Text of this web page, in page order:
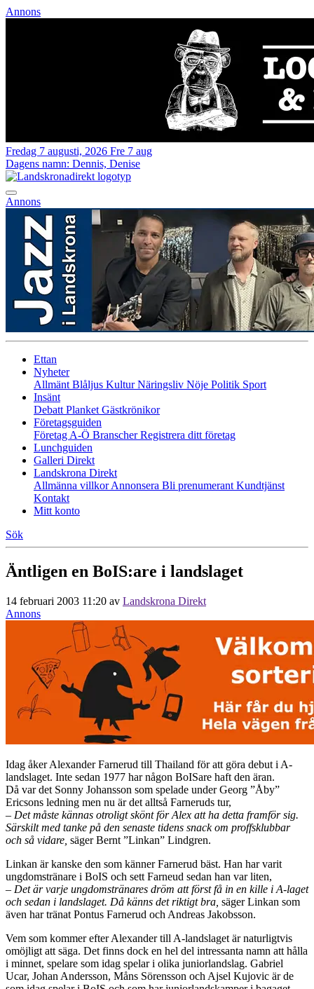
Annons
Fredag 7 augusti, 2026 Fre 7 aug
Dagens namn: Dennis, Denise
Annons
Ettan
Nyheter
Allmänt Blåljus KulturNäringsliv Nöje Politik Sport
Insänt
Debatt Planket Gästkrönikor
Företagsguiden
Företag A-Ö BranscherRegistrera ditt företag
Lunchguiden
Galleri Direkt
Landskrona Direkt
Allmänna villkorAnnonsera Bli prenumerant Kundtjänst
Kontakt
Mitt konto
Sök
Äntligen en BoIS:are i landslaget
14 februari 2003 11:20 av Landskrona Direkt
Annons
Idag åker Alexander Farnerud till Thailand för att göra debut i A-
landslaget. Inte sedan 1977 har någon BoISare haft den äran.
Då var det Sonny Johansson som spelade under Georg ”Åby”
Ericsons ledning men nu är det alltså Farneruds tur,
– Det måste kännas otroligt skönt för Alex att ha detta framför sig.
Särskilt med tanke på den senaste tidens snack om proffsklubbar
och så vidare, säger Bernt ”Linkan” Lindgren.
Linkan är kanske den som känner Farnerud bäst. Han har varit
ungdomstränare i BoIS och sett Farneud sedan han var liten,
– Det är varje ungdomstränares dröm att först få in en kille i A-laget
och sedan i landslaget. Då känns det riktigt bra, säger Linkan som
även har tränat Pontus Farnerud och Andreas Jakobsson.
Vem som kommer efter Alexander till A-landslaget är naturligtvis
omöjligt att säga. Det finns dock en hel del intressanta namn att hålla
i minnet, spelare som idag spelar i olika juniorlandslag. Gabriel
Ucar, Johan Andersson, Måns Sörensson och Ajsel Kujovic är de